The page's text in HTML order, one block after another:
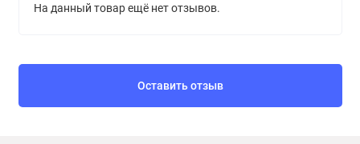
На данный товар ещё нет отзывов.
Оставить отзыв